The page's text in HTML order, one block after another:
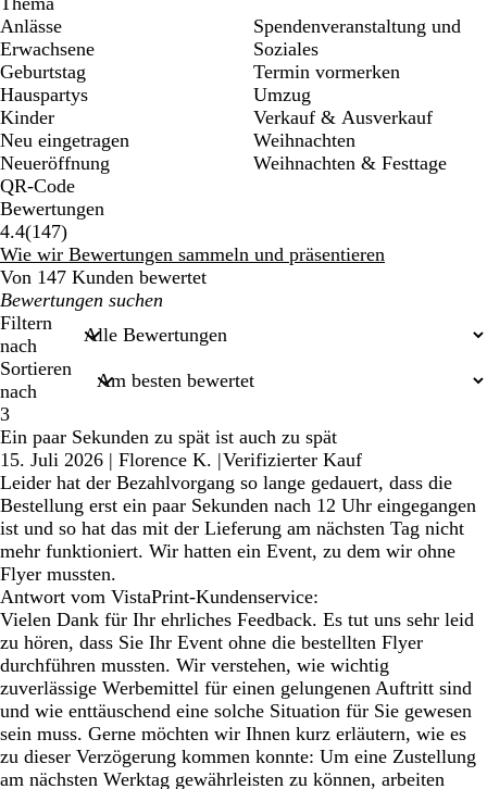
Anlässe
Erwachsene
Geburtstag
Hauspartys
Kinder
Neu eingetragen
Neueröffnung
QR-Code
Spendenveranstaltung und
Soziales
Termin vormerken
Umzug
Verkauf & Ausverkauf
Weihnachten
Weihnachten & Festtage
Bewertungen
4.4(147147
Bewertungen
)
Wie wir Bewertungen sammeln und präsentieren
Von 147 Kunden bewertet
Meine
Sucheingaben
Filtern
nach
Sortieren
nach
3
Ein paar Sekunden zu spät ist auch zu spät
15. Juli 2026 | Florence K. |Verifizierter Kauf
Leider hat der Bezahlvorgang so lange gedauert, dass die
Bestellung erst ein paar Sekunden nach 12 Uhr eingegangen
ist und so hat das mit der Lieferung am nächsten Tag nicht
mehr funktioniert. Wir hatten ein Event, zu dem wir ohne
Flyer mussten.
Antwort vom VistaPrint-Kundenservice:
Vielen Dank für Ihr ehrliches Feedback. Es tut uns sehr leid
zu hören, dass Sie Ihr Event ohne die bestellten Flyer
durchführen mussten. Wir verstehen, wie wichtig
zuverlässige Werbemittel für einen gelungenen Auftritt sind
und wie enttäuschend eine solche Situation für Sie gewesen
sein muss. Gerne möchten wir Ihnen kurz erläutern, wie es
zu dieser Verzögerung kommen konnte: Um eine Zustellung
am nächsten Werktag gewährleisten zu können, arbeiten